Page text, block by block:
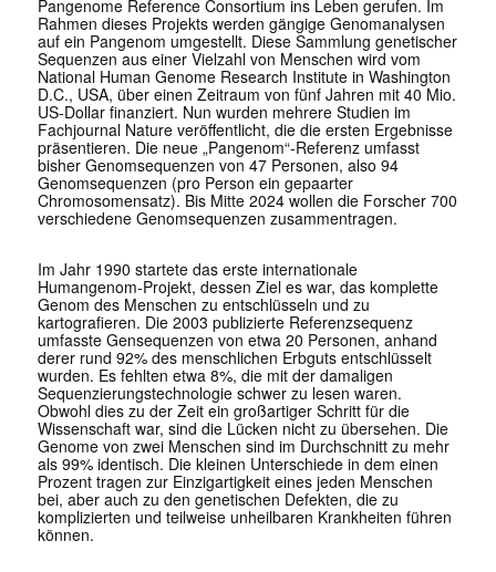
Pangenome Reference Consortium ins Leben gerufen. Im
Rahmen dieses Projekts werden gängige Genomanalysen
auf ein Pangenom umgestellt. Diese Sammlung genetischer
Sequenzen aus einer Vielzahl von Menschen wird vom
National Human Genome Research Institute in Washington
D.C., USA, über einen Zeitraum von fünf Jahren mit 40 Mio.
US-Dollar finanziert. Nun wurden mehrere Studien im
Fachjournal Natureveröffentlicht, die die ersten Ergebnisse
präsentieren. Die neue „Pangenom“-Referenz umfasst
bisher Genomsequenzen von 47 Personen, also 94
Genomsequenzen (pro Person ein gepaarter
Chromosomensatz). Bis Mitte 2024 wollen die Forscher 700
verschiedene Genomsequenzen zusammentragen.
Im Jahr 1990 startete das erste internationale
Humangenom-Projekt, dessen Ziel es war, das komplette
Genom des Menschen zu entschlüsseln und zu
kartografieren. Die 2003 publizierte Referenzsequenz
umfasste Gensequenzen von etwa 20 Personen, anhand
derer rund 92% des menschlichen Erbguts entschlüsselt
wurden. Es fehlten etwa 8%, die mit der damaligen
Sequenzierungstechnologie schwer zu lesen waren.
Obwohl dies zu der Zeit ein großartiger Schritt für die
Wissenschaft war, sind die Lücken nicht zu übersehen. Die
Genome von zwei Menschen sind im Durchschnitt zu mehr
als 99% identisch. Die kleinen Unterschiede in dem einen
Prozent tragen zur Einzigartigkeit eines jeden Menschen
bei, aber auch zu den genetischen Defekten, die zu
komplizierten und teilweise unheilbaren Krankheiten führen
können.